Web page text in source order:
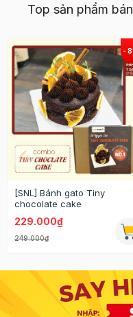
Top sản phẩm
[SNL] Bánh gato Tiny
chocolate cake
229.000₫
249.000₫